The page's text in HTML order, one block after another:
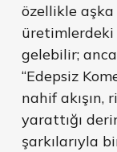
özellikle
gelebilir;
“Edepsiz
nahif
yarattığı
şarkılarıyla